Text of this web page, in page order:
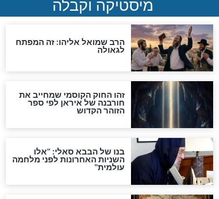
האם אפשר לחשב את הקץ?
מה יהיה בימות המשיח?
"לפני הגאולה תהיה אפיקורסות
והכחשה גדולה מאוד של
האמונה"